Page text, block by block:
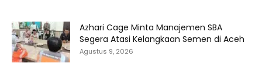
Azhari Cage Minta Manajemen SBA
Segera Atasi Kelangkaan Semen di Aceh
Agustus 9, 2026